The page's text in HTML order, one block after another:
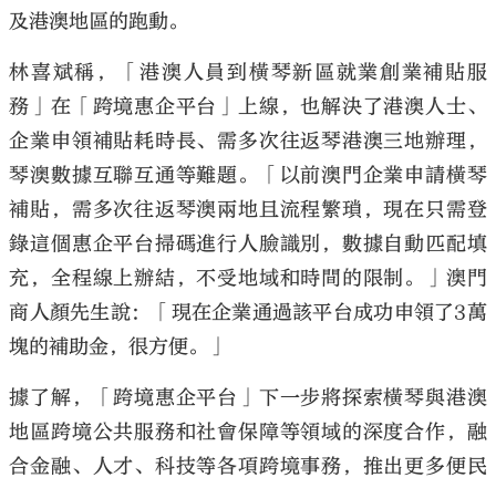
及港澳地區的跑動。
林喜斌稱，「港澳人員到橫琴新區就業創業補貼服
務」在「跨境惠企平台」上線，也解決了港澳人士、
企業申領補貼耗時長、需多次往返琴港澳三地辦理，
琴澳數據互聯互通等難題。「以前澳門企業申請橫琴
補貼，需多次往返琴澳兩地且流程繁瑣，現在只需登
錄這個惠企平台掃碼進行人臉識別，數據自動匹配填
充，全程線上辦結，不受地域和時間的限制。」澳門
商人顏先生說：「現在企業通過該平台成功申領了3萬
塊的補助金，很方便。」
據了解，「跨境惠企平台」下一步將探索橫琴與港澳
地區跨境公共服務和社會保障等領域的深度合作，融
合金融、人才、科技等各項跨境事務，推出更多便民